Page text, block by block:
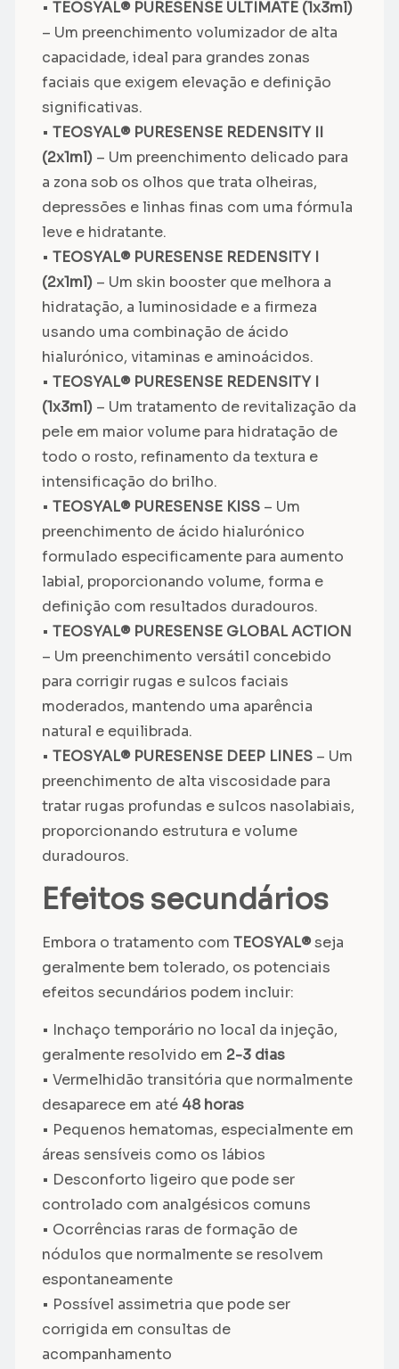
• TEOSYAL® PURESENSE ULTIMATE (1x3ml)
– Um preenchimento volumizador de alta
capacidade, ideal para grandes zonas
faciais que exigem elevação e definição
significativas.
• TEOSYAL® PURESENSE REDENSITY II
(2x1ml) – Um preenchimento delicado para
a zona sob os olhos que trata olheiras,
depressões e linhas finas com uma fórmula
leve e hidratante.
• TEOSYAL® PURESENSE REDENSITY I
(2x1ml) – Um skin booster que melhora a
hidratação, a luminosidade e a firmeza
usando uma combinação de ácido
hialurónico, vitaminas e aminoácidos.
• TEOSYAL® PURESENSE REDENSITY I
(1x3ml) – Um tratamento de revitalização da
pele em maior volume para hidratação de
todo o rosto, refinamento da textura e
intensificação do brilho.
• TEOSYAL® PURESENSE KISS – Um
preenchimento de ácido hialurónico
formulado especificamente para aumento
labial, proporcionando volume, forma e
definição com resultados duradouros.
• TEOSYAL® PURESENSE GLOBAL ACTION
– Um preenchimento versátil concebido
para corrigir rugas e sulcos faciais
moderados, mantendo uma aparência
natural e equilibrada.
• TEOSYAL® PURESENSE DEEP LINES – Um
preenchimento de alta viscosidade para
tratar rugas profundas e sulcos nasolabiais,
proporcionando estrutura e volume
duradouros.
Efeitos secundários
Embora o tratamento com TEOSYAL®seja
geralmente bem tolerado, os potenciais
efeitos secundários podem incluir:
• Inchaço temporário no local da injeção,
geralmente resolvido em 2-3 dias
• Vermelhidão transitória que normalmente
desaparece em até 48 horas
• Pequenos hematomas, especialmente em
áreas sensíveis como os lábios
• Desconforto ligeiro que pode ser
controlado com analgésicos comuns
• Ocorrências raras de formação de
nódulos que normalmente se resolvem
espontaneamente
• Possível assimetria que pode ser
corrigida em consultas de
acompanhamento